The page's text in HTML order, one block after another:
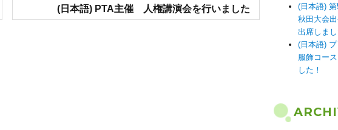
siguiente:
(日本語) PTA主催 人権講演会を行いました
(日本語)
秋田大会
出席しま
(日本語)
服飾コー
した！